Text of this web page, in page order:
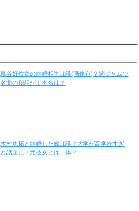
蔦谷好位置の結婚相手は誰(画像有)？関ジャムで
名曲の秘話が！本名は？
木村魚拓と結婚した嫁は誰？大学が高学歴すぎ
と話題に！元彼女とは一体？